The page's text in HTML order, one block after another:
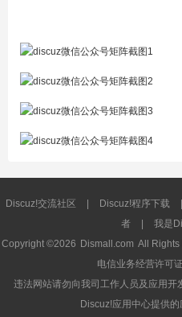
Discuz!交流社区 | Discuz!程序下载 |
者
|
我是
Copyright ©2026 Dismall.com All Rights
电信业务经营许可
违法网站请勿向我司工作人员及应用
Discuz!应用中心提供